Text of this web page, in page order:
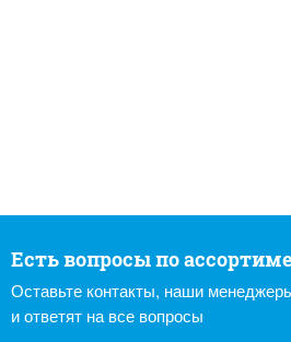
Есть вопросы по
Оставьте контакты, наши
и ответят на все вопросы